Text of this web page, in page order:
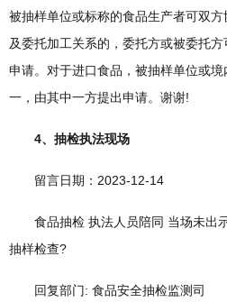
被抽样单位或标称的食品生产者可双
及委托加工关系的，委托方或被委托
申请。对于进口食品，被抽样单位或
一，由其中一方提出申请。谢谢!
4、抽检执法现场
留言日期：2023-12-14
食品抽检 执法人员陪同 当场未出
抽样检查?
回复部门: 食品安全抽检监测司